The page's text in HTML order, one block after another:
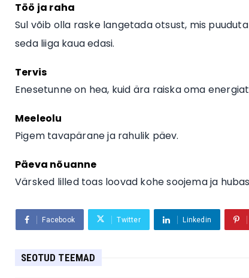
Töö ja raha
Sul võib olla raske langetada otsust, mis
seda liiga kaua edasi.
Tervis
Enesetunne on hea, kuid ära raiska oma
Meeleolu
Pigem tavapärane ja rahulik päev.
Päeva nõuanne
Värsked lilled toas loovad kohe soojema ja
Facebook Twitter Linkedin
SEOTUD TEEMAD